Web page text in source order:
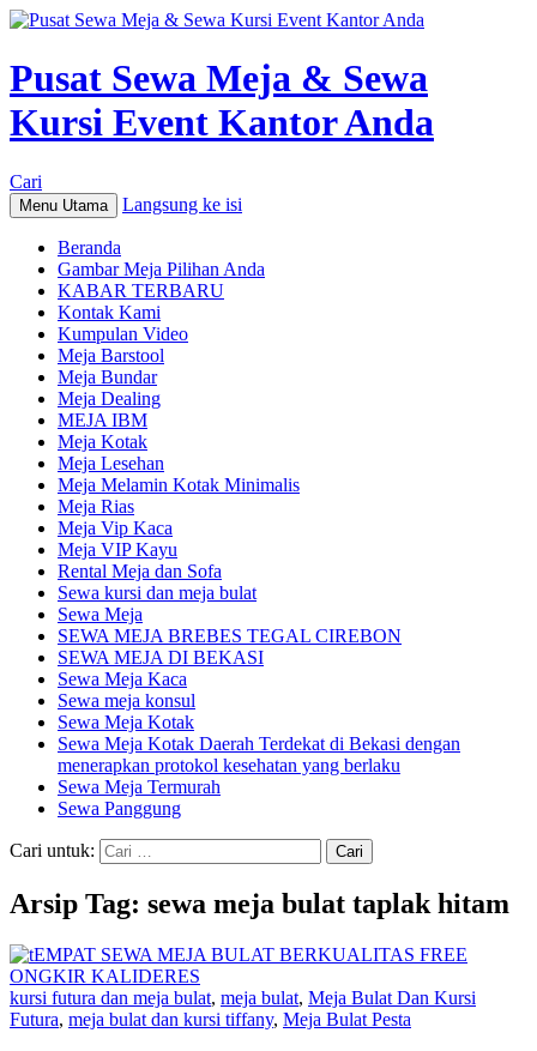
Pusat Sewa Meja & Sewa
Kursi Event Kantor Anda
Cari
Menu Utama Langsung ke isi
Beranda
Gambar Meja Pilihan Anda
KABAR TERBARU
Kontak Kami
Kumpulan Video
Meja Barstool
Meja Bundar
Meja Dealing
MEJA IBM
Meja Kotak
Meja Lesehan
Meja Melamin Kotak Minimalis
Meja Rias
Meja Vip Kaca
Meja VIP Kayu
Rental Meja dan Sofa
Sewa kursi dan meja bulat
Sewa Meja
SEWA MEJA BREBES TEGAL CIREBON
SEWA MEJA DI BEKASI
Sewa Meja Kaca
Sewa meja konsul
Sewa Meja Kotak
Sewa Meja Kotak Daerah Terdekat di Bekasi dengan
menerapkan protokol kesehatan yang berlaku
Sewa Meja Termurah
Sewa Panggung
Cari untuk:
Arsip Tag: sewa meja bulat taplak hitam
kursi futura dan meja bulat, meja bulat, Meja Bulat Dan Kursi
Futura, meja bulat dan kursi tiffany, Meja Bulat Pesta